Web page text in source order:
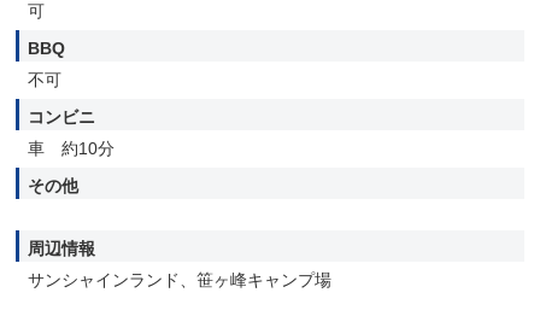
可
BBQ
不可
コンビニ
車 約10分
その他
周辺情報
サンシャインランド、笹ヶ峰キャンプ場